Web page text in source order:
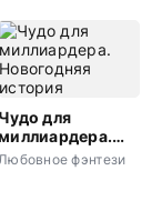
Чудо для
Новогодняяфэнтези